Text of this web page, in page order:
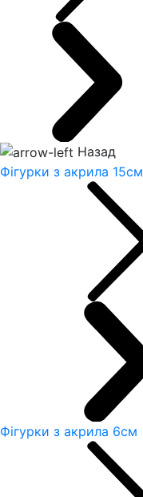
Назад
Фігурки з акрила 15см
Фігурки з акрила 6см